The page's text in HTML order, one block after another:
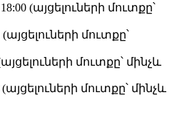
18:00 (այցելուների մուտքը՝
(այցելուների մուտքը՝
(այցելուների մուտքը՝ մինչև
(այցելուների մուտքը՝ մինչև